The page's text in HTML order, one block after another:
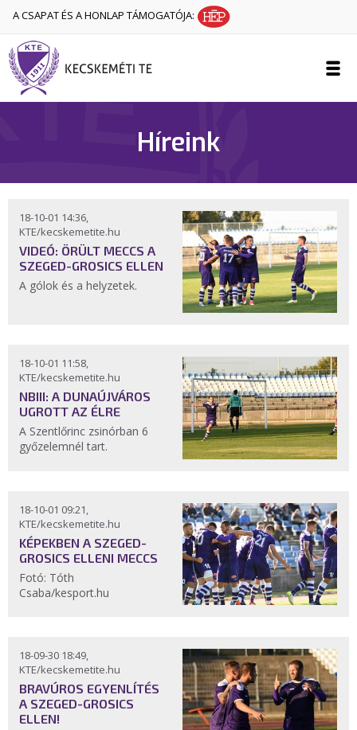
A CSAPAT ÉS A HONLAP TÁMOGATÓJA:
Híreink
18-10-01 14:36,
KTE/kecskemetite.hu
VIDEÓ: ÖRÜLT MECCS A
SZEGED-GROSICS ELLEN
A gólok és a helyzetek.
18-10-01 11:58,
KTE/kecskemetite.hu
NBIII: A DUNAÚJVÁROS
UGROTT AZ ÉLRE
A Szentlőrinc zsinórban 6
győzelemnél tart.
18-10-01 09:21,
KTE/kecskemetite.hu
KÉPEKBEN A SZEGED-
GROSICS ELLENI MECCS
Fotó: Tóth
Csaba/kesport.hu
18-09-30 18:49,
KTE/kecskemetite.hu
BRAVÚROS EGYENLÍTÉS
A SZEGED-GROSICS
ELLEN!